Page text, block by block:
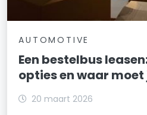
AUTOMOTIVE
Een bestelbus
opties en waar
20 maart 2026